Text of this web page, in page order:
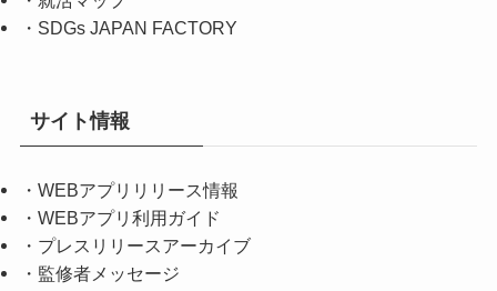
・ SDGs JAPAN FACTORY
サイト情報
・ WEBアプリリリース情報
・ WEBアプリ利用ガイド
・ プレスリリースアーカイブ
・ 監修者メッセージ